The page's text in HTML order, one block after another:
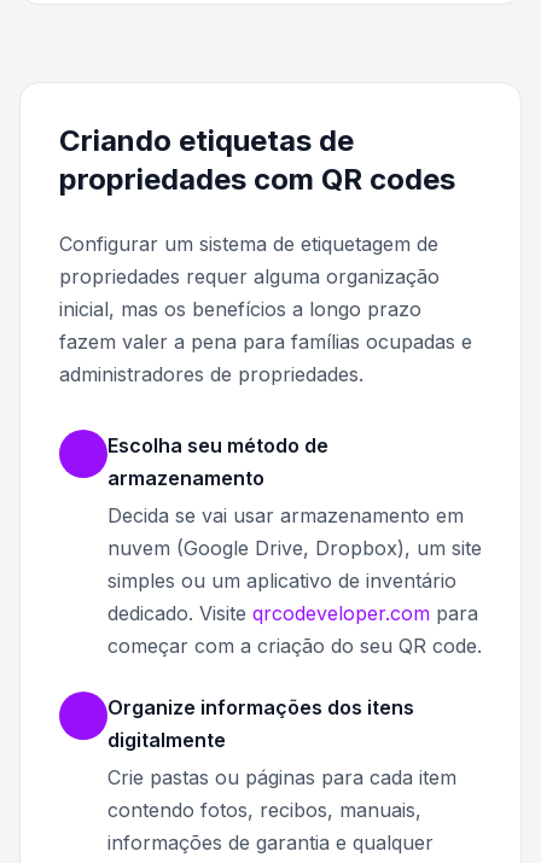
Criando etiquetas de
propriedades com QR codes
Configurar um sistema de etiquetagem de
propriedades requer alguma organização
inicial, mas os benefícios a longo prazo
fazem valer a pena para famílias ocupadas e
administradores de propriedades.
Escolha seu método de
armazenamento
Decida se vai usar armazenamento em
nuvem (Google Drive, Dropbox), um site
simples ou um aplicativo de inventário
dedicado. Visite qrcodeveloper.com para
começar com a criação do seu QR code.
Organize informações dos itens
digitalmente
Crie pastas ou páginas para cada item
contendo fotos, recibos, manuais,
informações de garantia e qualquer